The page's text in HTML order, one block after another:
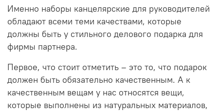
Именно наборы канцелярские для руководителей
обладают всеми теми качествами, которые
должны быть у стильного делового подарка для
фирмы партнера.
Первое, что стоит отметить – это то, что подарок
должен быть обязательно качественным. А к
качественным вещам у нас относятся вещи,
которые выполнены из натуральных материалов,